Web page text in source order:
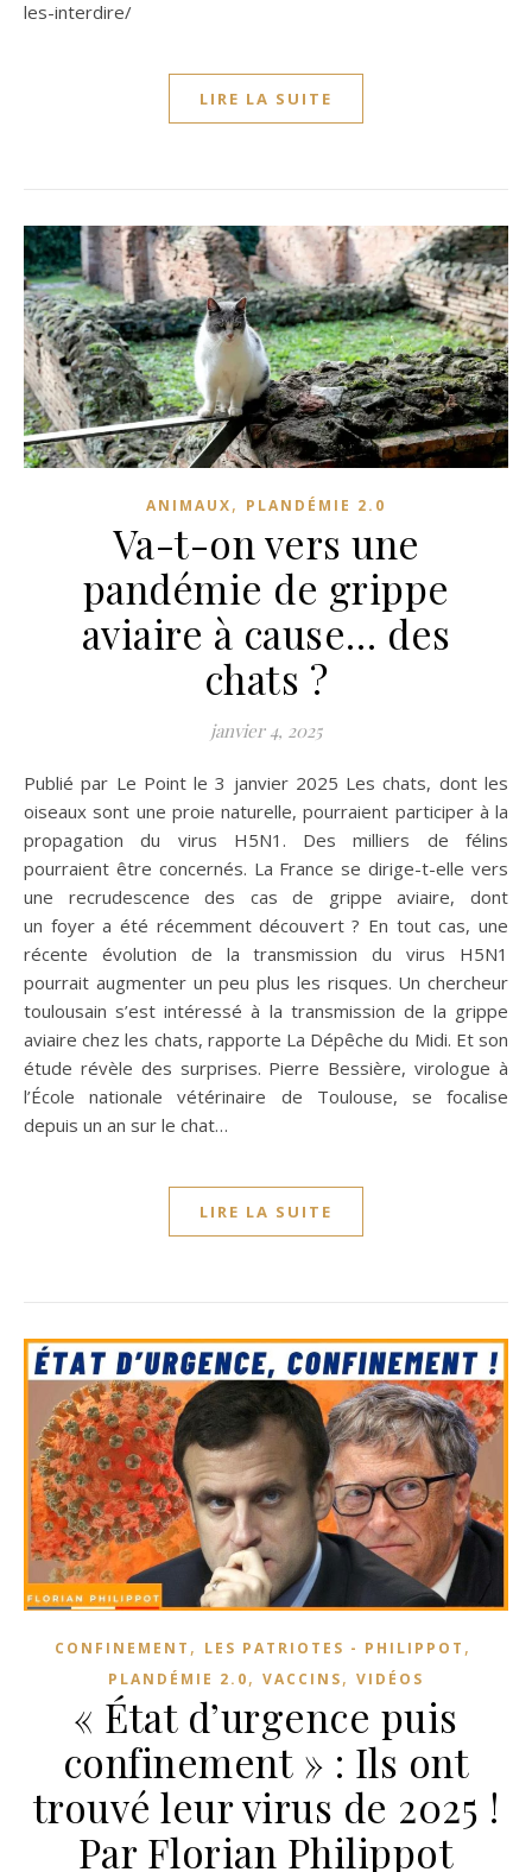
les-interdire/
LIRE LA SUITE
ANIMAUX, PLANDÉMIE 2.0
Va-t-on vers une
pandémie de grippe
aviaire à cause… des
chats ?
janvier 4, 2025
Publié par Le Point le 3 janvier 2025 Les chats, dont les
oiseaux sont une proie naturelle, pourraient participer à la
propagation du virus H5N1. Des milliers de félins
pourraient être concernés. La France se dirige-t-elle vers
une recrudescence des cas de grippe aviaire, dont
un foyer a été récemment découvert ? En tout cas, une
récente évolution de la transmission du virus H5N1
pourrait augmenter un peu plus les risques. Un chercheur
toulousain s’est intéressé à la transmission de la grippe
aviaire chez les chats, rapporte La Dépêche du Midi. Et son
étude révèle des surprises. Pierre Bessière, virologue à
l’École nationale vétérinaire de Toulouse, se focalise
depuis un an sur le chat…
LIRE LA SUITE
CONFINEMENT , LES PATRIOTES - PHILIPPOT ,
PLANDÉMIE 2.0, VACCINS, VIDÉOS
« État d’urgence puis
confinement » : Ils ont
trouvé leur virus de 2025 !
Par Florian Philippot